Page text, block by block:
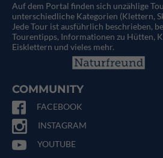
Auf dem Portal finden sich unzählige
unterschiedliche Kategorien (Klettern,
Jede Tour ist ausführlich beschrieben,
Tourentipps, Informationen zu Hütten,
Eisklettern und vieles mehr.
COMMUNITY
FACEBOOK
INSTAGRAM
YOUTUBE